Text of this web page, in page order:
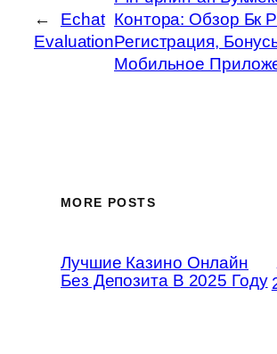
←
Echat
Evaluation
Контора: Обзор Бк
Регистрация,
Мобильное
MORE POSTS
Лучшие Казино Онлайн
Без Депозита В 2025 Году